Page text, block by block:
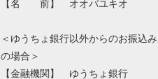
【名 前】 オオバユキオ
＜ゆうちょ銀行以外からのお振込み
の場合＞
【金融機関】 ゆうちょ銀行